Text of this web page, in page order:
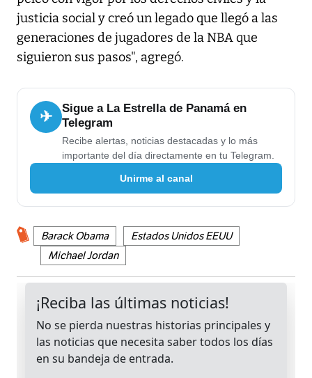
justicia social y creó un legado que llegó a las
generaciones de jugadores de la NBA que
siguieron sus pasos", agregó.
✈
Sigue a La Estrella de Panamá en
Telegram
Recibe alertas, noticias destacadas y lo más
importante del día directamente en tu Telegram.
Unirme al canal
Barack Obama
Estados Unidos EEUU
Michael Jordan